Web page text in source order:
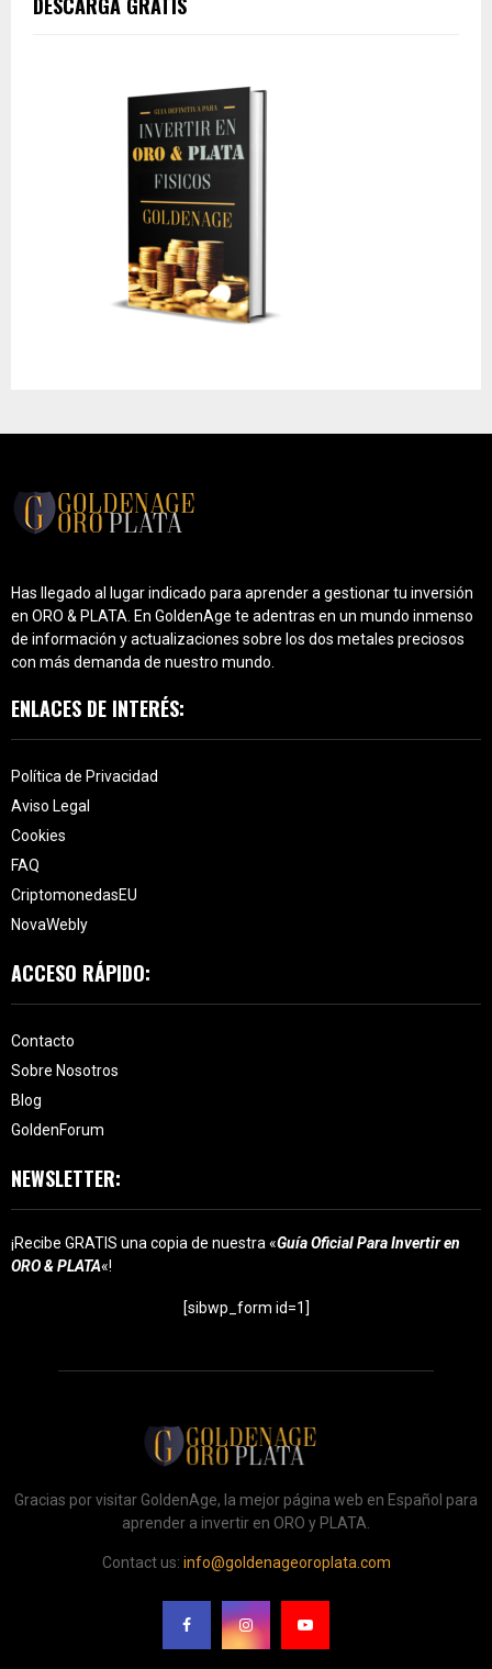
Has llegado al lugar indicado para aprender a gestionar tu inversión
en ORO & PLATA. En GoldenAge te adentras en un mundo inmenso
de información y actualizaciones sobre los dos metales preciosos
con más demanda de nuestro mundo.
ENLACES DE INTERÉS:
Política de Privacidad
Aviso Legal
Cookies
FAQ
CriptomonedasEU
NovaWebly
ACCESO RÁPIDO:
Contacto
Sobre Nosotros
Blog
GoldenForum
NEWSLETTER:
¡Recibe GRATIS una copia de nuestra «Guía Oficial Para Invertir en
ORO & PLATA«!
[sibwp_form id=1]
Gracias por visitar GoldenAge, la mejor página web en Español para
aprender a invertir en ORO y PLATA.
Contact us: info@goldenageoroplata.com